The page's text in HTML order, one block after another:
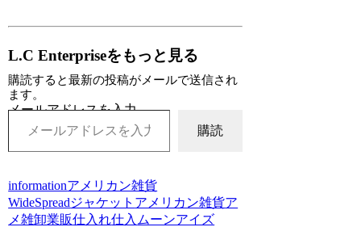
L.C Enterpriseをもっと見る
購読すると最新の投稿がメールで送信され
ます。
メールアドレスを入力...
購読
informationアメリカン雑貨
WideSpreadジャケット アメリカン雑貨ア
メ雑卸業販仕入れ仕入 ムーンアイズ